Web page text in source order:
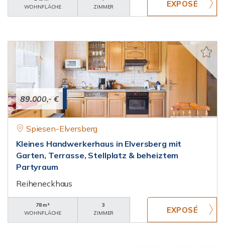
WOHNFLÄCHE
ZIMMER
89.000,- €
Spiesen-Elversberg
Kleines Handwerkerhaus in Elversberg mit
Garten, Terrasse, Stellplatz & beheiztem
Partyraum
Reiheneckhaus
78 m²
WOHNFLÄCHE
3
ZIMMER